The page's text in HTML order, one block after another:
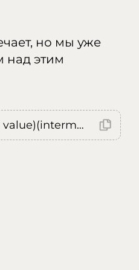
но мы уже
над этим
Error: (intermediate value)(intermediate value)(intermediate value).replaceAll is not a function